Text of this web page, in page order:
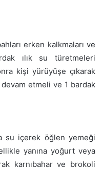
erken kalkmaları ve
ılık su türetmeleri
kişi yürüyüşe çıkarak
etmeli ve 1 bardak
su içerek öğlen yemeği
yanına yoğurt veya
karnıbahar ve brokoli